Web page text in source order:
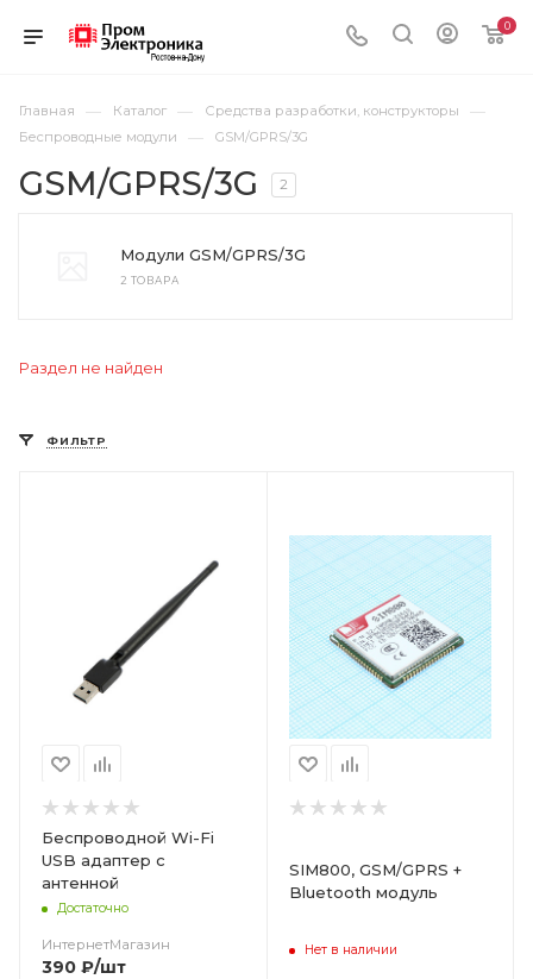
0
Главная — Каталог — Средства разработки, конструкторы —
Беспроводные модули — GSM/GPRS/3G
GSM/GPRS/3G 2
Модули GSM/GPRS/3G
2 ТОВАРА
Раздел не найден
ФИЛЬТР
Беспроводной Wi-Fi
USB адаптер с
антенной
Достаточно
ИнтернетМагазин
390 ₽/шт
SIM800, GSM/GPRS +
Bluetooth модуль
Нет в наличии